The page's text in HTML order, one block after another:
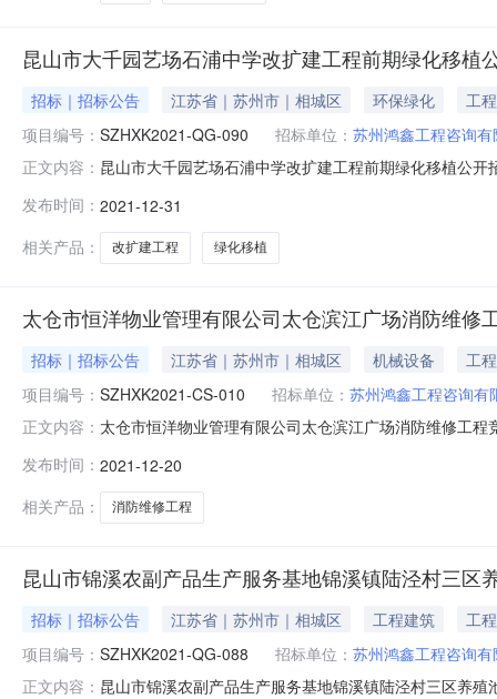
昆山市大千园艺场石浦中学改扩建工程前期绿化移植
招标｜招标公告 江苏省｜苏州市｜相城区 环保绿化
工程
项目编号： SZHXK2021-QG-090 招标单位： 苏州鸿鑫工程咨询
正文内容： 昆山市大千园艺场石浦中学改扩建工程前期绿化移植公
21:00（北京时间，法定节假日除外）招标文件售价￥
发布时间： 2021-12-31
相关产品：
改扩建工程 绿化移植
太仓市恒洋物业管理有限公司太仓滨江广场消防维修
招标｜招标公告 江苏省｜苏州市｜相城区 机械设备
工程
项目编号： SZHXK2021-CS-010 招标单位： 苏州鸿鑫工程咨询有
正文内容： 太仓市恒洋物业管理有限公司太仓滨江广场消防维修工
假日除外）响应文件递交地点苏州鸿鑫工程咨询有限公
发布时间： 2021-12-20
相关产品：
消防维修工程
昆山市锦溪农副产品生产服务基地锦溪镇陆泾村三区
招标｜招标公告 江苏省｜苏州市｜相城区 工程建筑
工程
项目编号： SZHXK2021-QG-088 招标单位： 苏州鸿鑫工程咨询
正文内容： 昆山市锦溪农副产品生产服务基地锦溪镇陆泾村三区养